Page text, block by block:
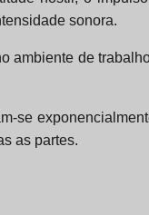
sonora.
de
se
as partes.